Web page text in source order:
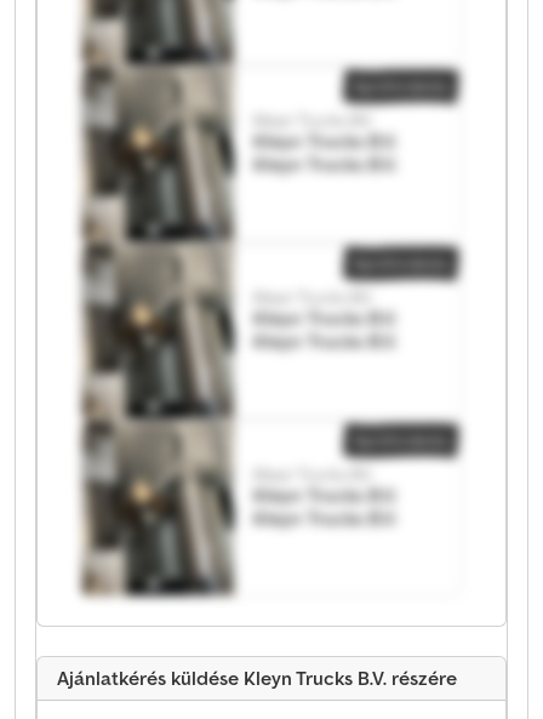
Kleyn Trucks B.V.
Kleyn Trucks B.V.
Kleyn Trucks B.V.
Kleyn Trucks B.V.
Kleyn Trucks B.V.
Kleyn Trucks B.V.
Ajánlatkérés küldése Kleyn Trucks B.V. részére